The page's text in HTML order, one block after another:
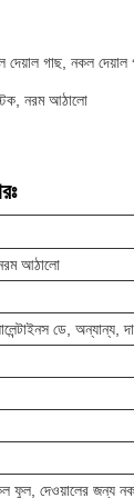
দেয়াল গাছ, নকল
নরম আঠালো
আঠালো
ডে, অন্যান্য,
ফুল, দেওয়ালের জন্য